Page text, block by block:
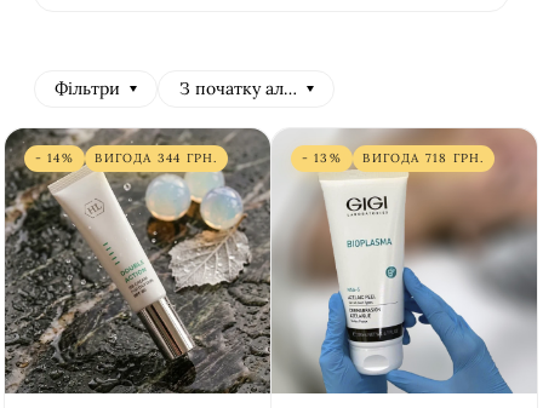
Фільтри З початку алфавіту
- 14% ВИГОДА 344 ГРН. - 13% ВИГОДА 718 ГРН.